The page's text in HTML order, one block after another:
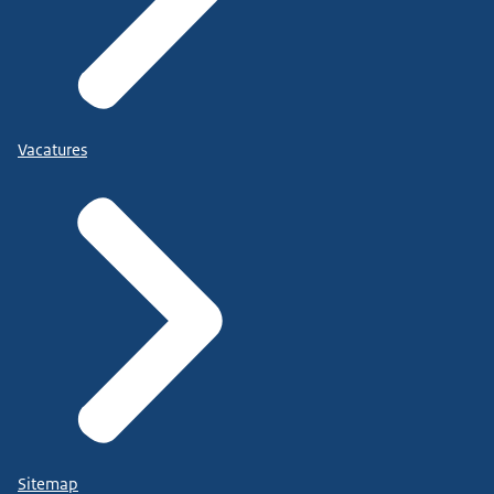
Vacatures
Sitemap